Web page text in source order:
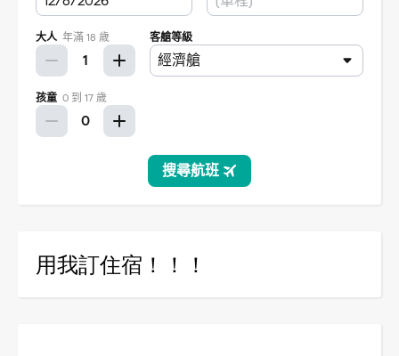
用我訂住宿！！！